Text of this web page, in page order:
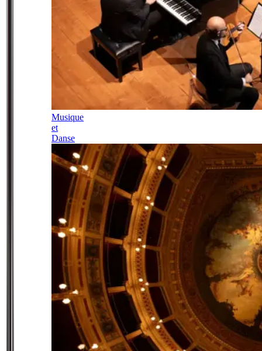
Musique
et
Danse